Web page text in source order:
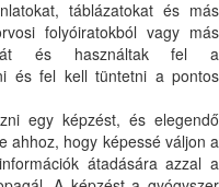
táblázatokat és más
folyóiratokból vagy más
át és használtak fel a
és fel kell tüntetni a pontos
egy képzést, és elegendő
ahhoz, hogy képessé váljon a
átadására azzal a